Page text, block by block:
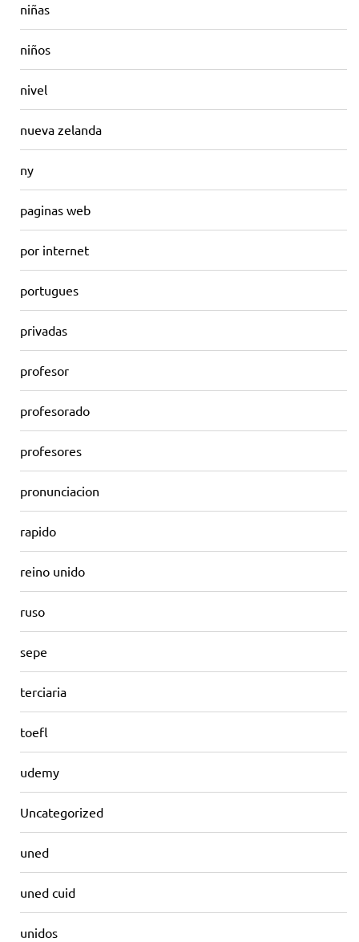
niñas
niños
nivel
nueva zelanda
ny
paginas web
por internet
portugues
privadas
profesor
profesorado
profesores
pronunciacion
rapido
reino unido
ruso
sepe
terciaria
toefl
udemy
Uncategorized
uned
uned cuid
unidos